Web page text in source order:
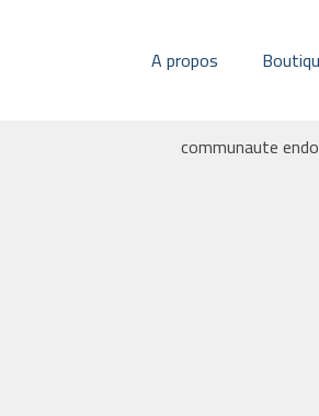
A propos